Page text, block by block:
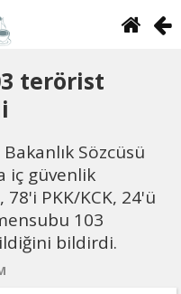
terörist
Sözcüsü
iç güvenlik
PKK/KCK, 24'ü
103
bildirdi.